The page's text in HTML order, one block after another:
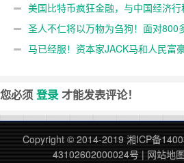
美国比特币疯狂金融，与中国经济
圣人不仁将以万物为刍狗！面对800
了 马已经服！资本家JACK马和人民富
您必须 登录才能发表评论！
Copyright © 2014-2019 湘ICP备
43102602000024号 | 网站地图